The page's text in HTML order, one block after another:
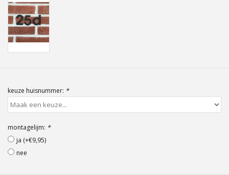
Portfolio
kleuren en lettertypes
keuze huisnummer: *
montagelijm: *
ja (+€9,95)
nee